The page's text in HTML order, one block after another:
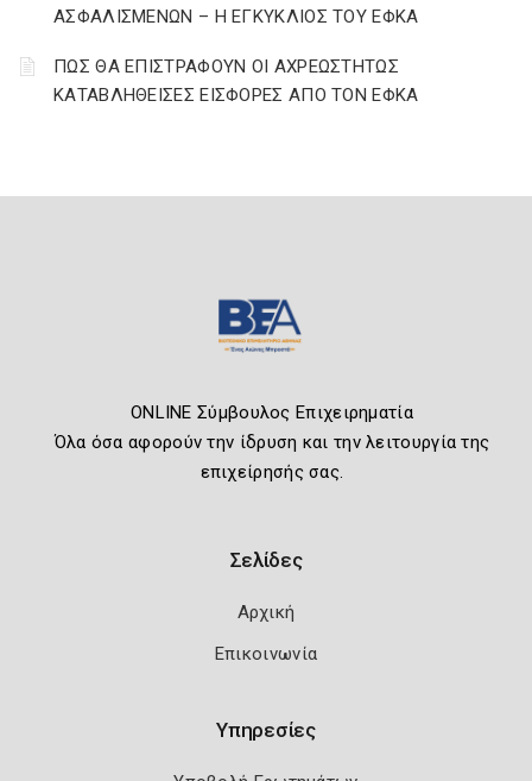
ΑΣΦΑΛΙΣΜΕΝΩΝ – Η ΕΓΚΥΚΛΙΟΣ ΤΟΥ ΕΦΚΑ
ΠΩΣ ΘΑ ΕΠΙΣΤΡΑΦΟΥΝ ΟΙ ΑΧΡΕΩΣΤΗΤΩΣ
ΚΑΤΑΒΛΗΘΕΙΣΕΣ ΕΙΣΦΟΡΕΣ ΑΠΟ ΤΟΝ ΕΦΚΑ
ONLINE Σύμβουλος Επιχειρηματία
Όλα όσα αφορούν την ίδρυση και την λειτουργία της
επιχείρησής σας.
Σελίδες
Αρχική
Επικοινωνία
Υπηρεσίες